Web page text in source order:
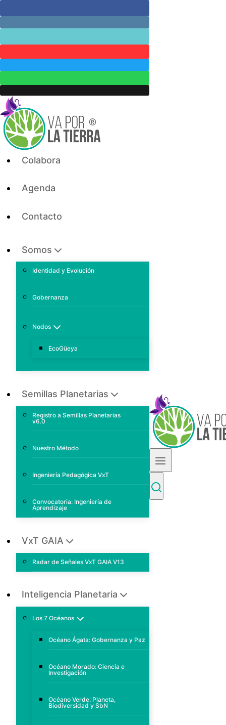
to
Colabora
Agenda
Contacto
Somos
Identidad y Evolución
Gobernanza
Nodos
EcoGüeya
Semillas Planetarias
Registro a Semillas Planetarias
v6.0
Nuestro Método
Ingeniería Pedagógica VxT
Convocatoria: Ingeniería de
Aprendizaje
VxT GAIA
Radar de Señales VxT GAIA V13
Inteligencia Planetaria
Los 7 Océanos
Océano Ágata: Gobernanza y Paz
Océano Morado: Ciencia e
Investigación
Océano Verde: Planeta,
Biodiversidad y SbN